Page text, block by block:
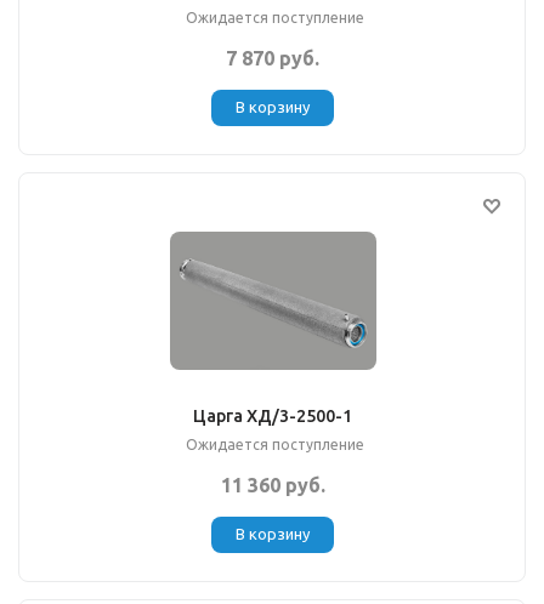
Ожидается поступление
7 870 руб.
В корзину
Царга ХД/3-2500-1
Ожидается поступление
11 360 руб.
В корзину